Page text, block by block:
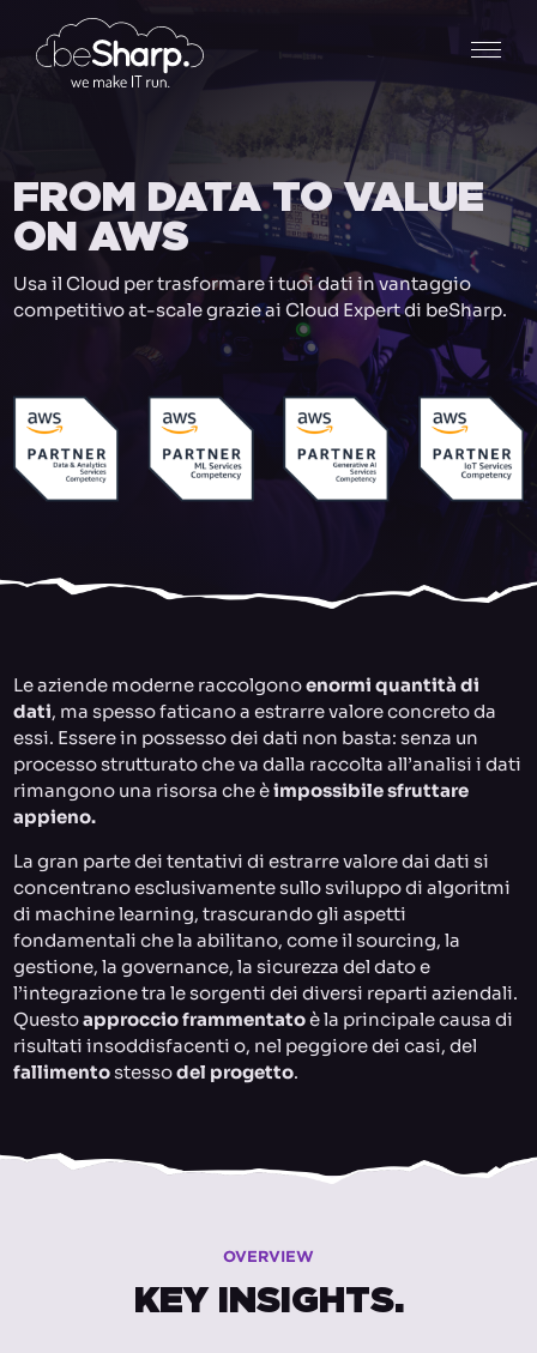
FROM DATA TO VALUE
ON AWS
Usa il Cloud per trasformare i tuoi dati in vantaggio
competitivo at-scale grazie ai Cloud Expert di beSharp.
Le aziende moderne raccolgonoenormi quantità di
dati, ma spesso faticano a estrarre valore concreto da
essi. Essere in possesso dei dati non basta: senza un
processo strutturato che va dalla raccolta all’analisi i dati
rimangono una risorsa che èimpossibile sfruttare
appieno.
La gran parte dei tentativi di estrarre valore dai dati si
concentrano esclusivamente sullo sviluppo di algoritmi
di machine learning, trascurando gli aspetti
fondamentali che la abilitano, come il sourcing, la
gestione, la governance, la sicurezza del dato e
l’integrazione tra le sorgenti dei diversi reparti aziendali.
Questoapproccio frammentatoè la principale causa di
risultati insoddisfacenti o, nel peggiore dei casi, del
fallimentostessodel progetto.
OVERVIEW
KEY INSIGHTS.